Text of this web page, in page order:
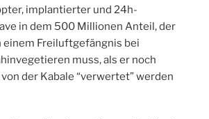
implantierter und 24h-
in dem 500 Millionen Anteil, der
einem Freiluftgefängnis bei
muss, als er noch
der Kabale “verwertet” werden